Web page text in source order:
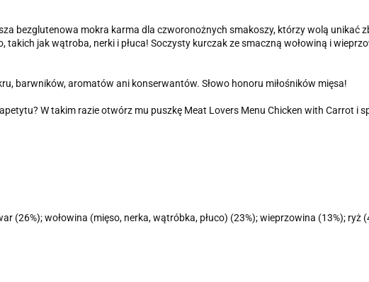
bezglutenowa mokra karma dla czworonożnych smakoszy, którzy wolą unikać
takich jak wątroba, nerki i płuca! Soczysty kurczak ze smaczną wołowiną i
barwników, aromatów ani konserwantów. Słowo honoru miłośników mięsa!
W takim razie otwórz mu puszkę Meat Lovers Menu Chicken with Carrot i
(26%); wołowina (mięso, nerka, wątróbka, płuco) (23%); wieprzowina (13%); ryż